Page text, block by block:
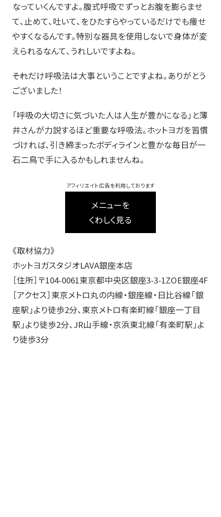
なっていくんですよ。腹式呼吸でずっとお腹を膨らませ
て、止めて、吐いて、をひたすらやっているだけでも痩せ
やすくなるんです。特別な器具を使用しないで身体が変
えられるなんて、うれしいですよね。
――それだけ呼吸法は大事ということですよね。ありがとう
ございました！
「呼吸の大切さに気づいた人は人生が豊かになる」と薄
井さんが力説するほど重要な呼吸法。ホットヨガを習慣
づければ、引き締まったボディラインと豊かな毎日が一
石二鳥で手に入るかもしれませんね。
アフィリエイト広告を利用しております
メニューを
くわしく見る
《取材協力》
ホットヨガスタジオLAVA銀座本店
［住所］〒104-0061東京都中央区銀座3-3-1ZOE銀座4F
［アクセス］東京メトロ丸の内線・銀座線・日比谷線「銀
座駅」より徒歩2分、東京メトロ有楽町線「銀座一丁目
駅」より徒歩2分、JR山手線・京浜東北線「有楽町駅」よ
り徒歩3分